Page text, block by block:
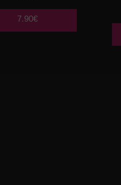
7.90€